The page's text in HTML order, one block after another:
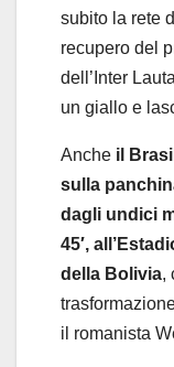
subito la rete
recupero del
dell’Inter
un giallo e
Anche il
sulla
dagli undici
45′,
della Bolivia,
il romanista